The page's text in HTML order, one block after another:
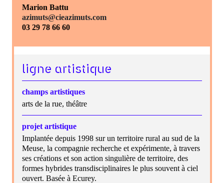
Marion Battu
azimuts@cieazimuts.com
03 29 78 66 60
ligne artistique
champs artistiques
arts de la rue, théâtre
projet artistique
Implantée depuis 1998 sur un territoire rural au sud de la
Meuse, la compagnie recherche et expérimente, à travers
ses créations et son action singulière de territoire, des
formes hybrides transdisciplinaires le plus souvent à ciel
ouvert. Basée à Ecurey.